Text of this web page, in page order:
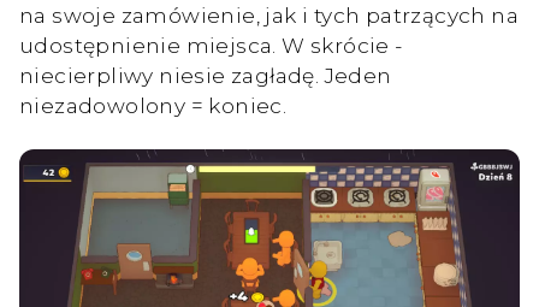
na swoje zamówienie, jak i tych patrzących na
udostępnienie miejsca. W skrócie -
niecierpliwy niesie zagładę. Jeden
niezadowolony = koniec.